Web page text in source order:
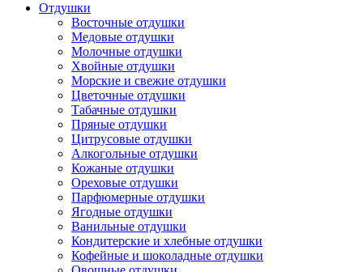
Отдушки
Восточные отдушки
Медовые отдушки
Молочные отдушки
Хвойные отдушки
Морские и свежие отдушки
Цветочные отдушки
Табачные отдушки
Пряные отдушки
Цитрусовые отдушки
Алкогольные отдушки
Кожаные отдушки
Ореховые отдушки
Парфюмерные отдушки
Ягодные отдушки
Ванильные отдушки
Кондитерские и хлебные отдушки
Кофейные и шоколадные отдушки